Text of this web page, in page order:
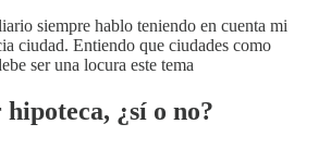
siempre hablo teniendo en cuenta mi
ciudad. Entiendo que ciudades como
ser una locura este tema
¿sí o no?